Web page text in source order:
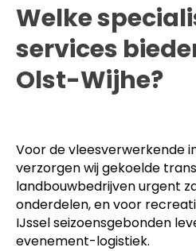
Welke
services
Olst-Wijhe?
Voor de vleesverwerkende
verzorgen wij gekoelde
landbouwbedrijven urgent
onderdelen, en voor
IJssel seizoensgebonden
evenement-logistiek.